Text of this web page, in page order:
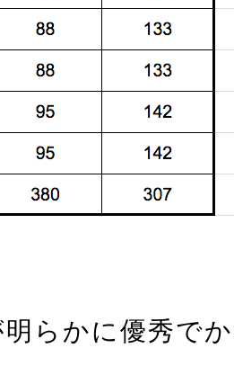
らかに優秀で